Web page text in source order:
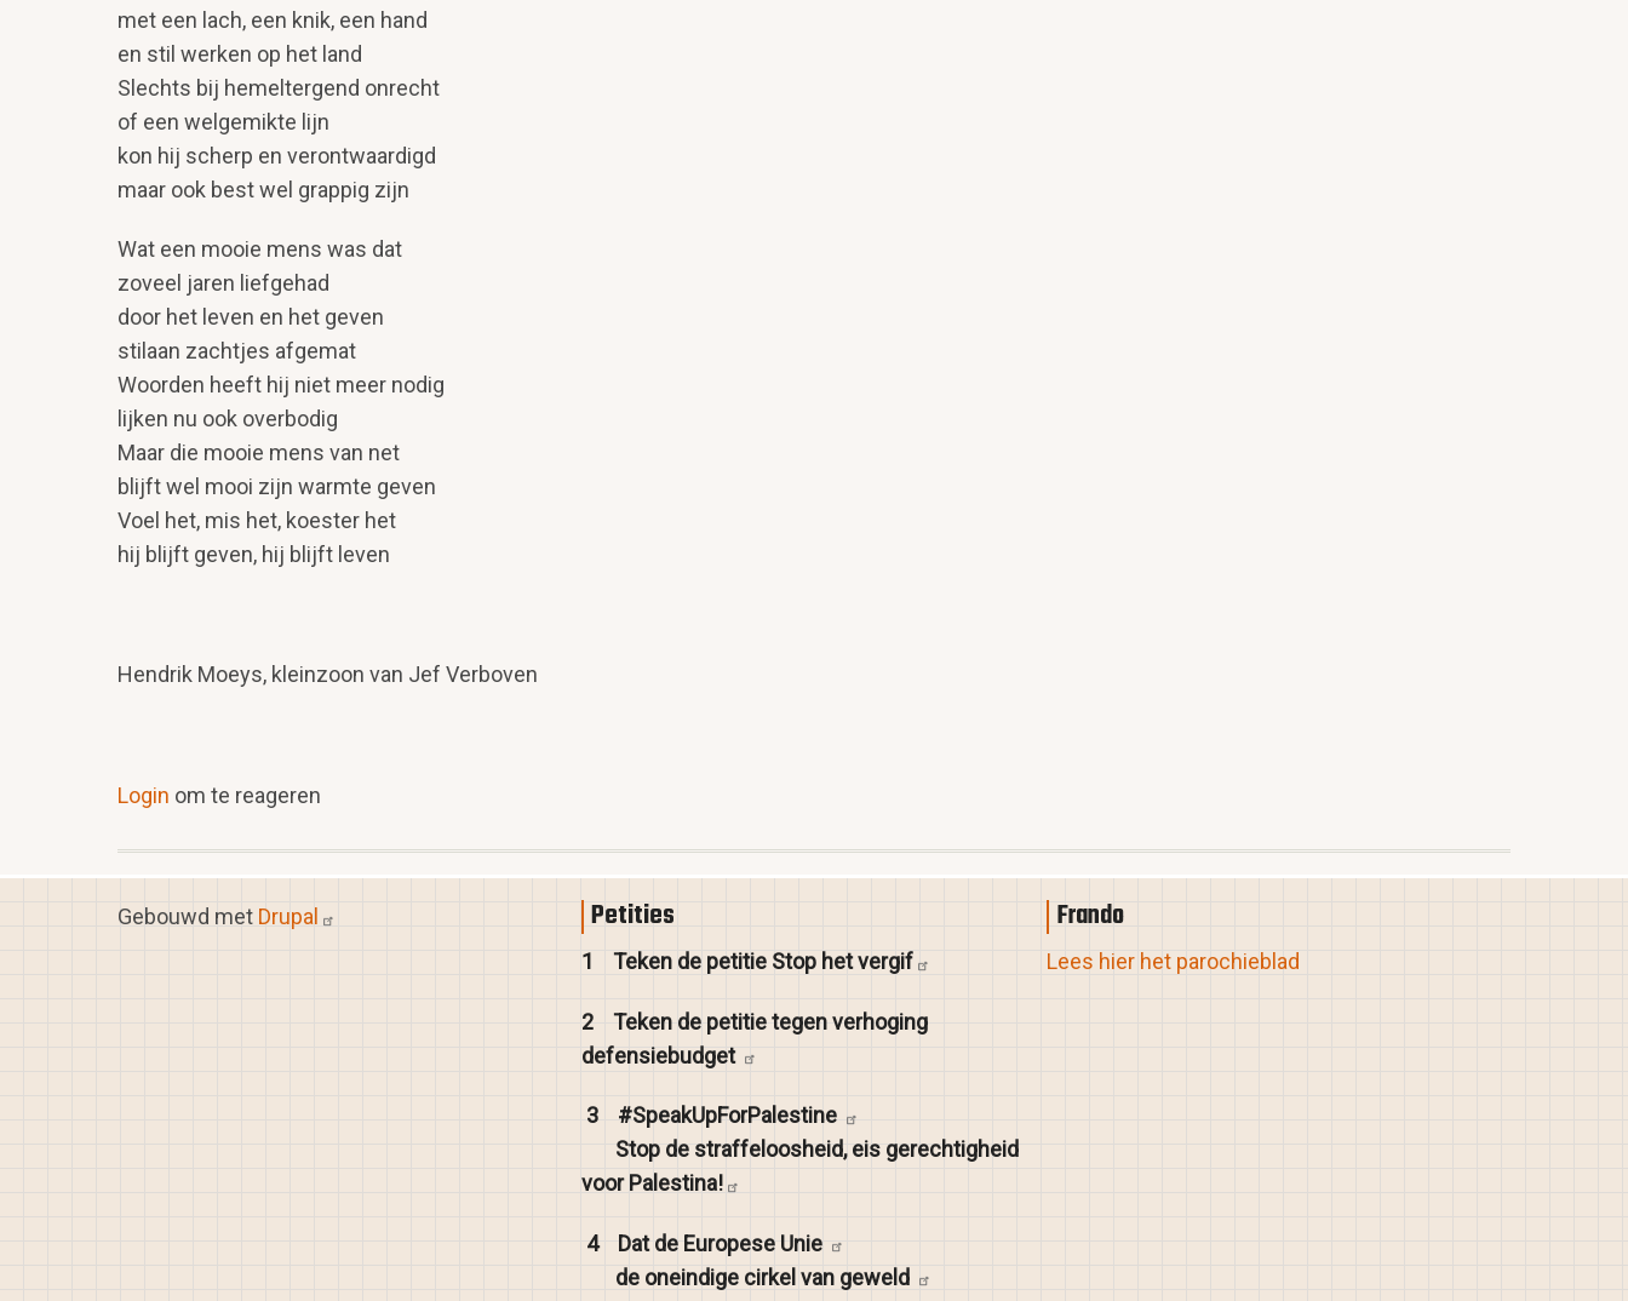
met een lach, een knik, een hand
en stil werken op het land
Slechts bij hemeltergend onrecht
of een welgemikte lijn
kon hij scherp en verontwaardigd
maar ook best wel grappig zijn
Wat een mooie mens was dat
zoveel jaren liefgehad
door het leven en het geven
stilaan zachtjes afgemat
Woorden heeft hij niet meer nodig
lijken nu ook overbodig
Maar die mooie mens van net
blijft wel mooi zijn warmte geven
Voel het, mis het, koester het
hij blijft geven, hij blijft leven
Hendrik Moeys, kleinzoon van Jef Verboven
Login om te reageren
Gebouwd met Drupal Petities
1Teken de petitie Stop hetvergif
2Teken de petitie tegen verhoging
defensiebudget
3
#SpeakUpForPalestine
Stop de straffeloosheid, eis gerechtigheid
voorPalestina!
4 Dat de Europese Unie
de oneindige cirkel van geweld
Frando
Lees hier het parochieblad